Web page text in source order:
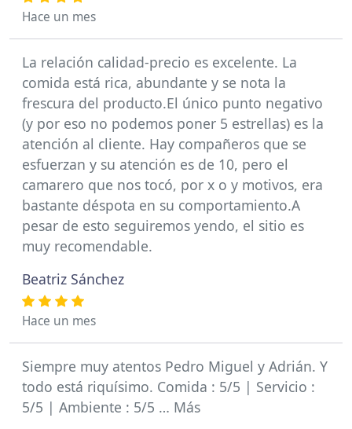
Hace un mes
La relación calidad-precio es excelente. La
comida está rica, abundante y se nota la
frescura del producto.El único punto negativo
(y por eso no podemos poner 5 estrellas) es la
atención al cliente. Hay compañeros que se
esfuerzan y su atención es de 10, pero el
camarero que nos tocó, por x o y motivos, era
bastante déspota en su comportamiento.A
pesar de esto seguiremos yendo, el sitio es
muy recomendable.
Beatriz Sánchez
Hace un mes
Siempre muy atentos Pedro Miguel y Adrián. Y
todo está riquísimo. Comida : 5/5 | Servicio :
5/5 | Ambiente : 5/5 … Más